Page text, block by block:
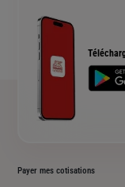
Devis assurance
Rendements fonds
Accessibilité sourds
Plan du site
Payer mes cotisations